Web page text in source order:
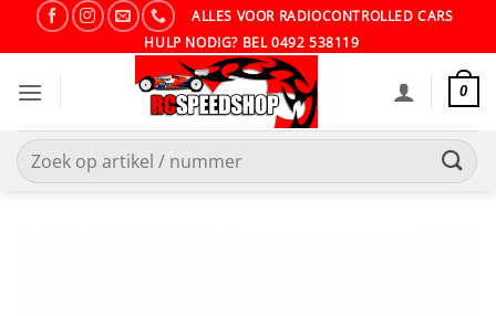
ALLES VOOR RADIOCONTROLLED CARS
HULP NODIG? BEL 0492 538119
0
Zoeken
naar: